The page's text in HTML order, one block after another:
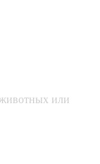
животных или